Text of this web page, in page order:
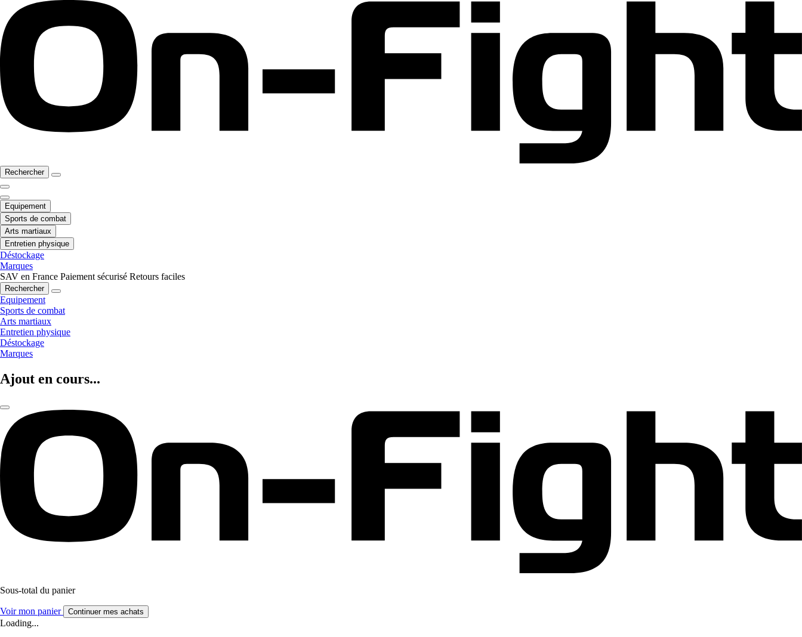
Rechercher
Equipement
Sports de combat
Arts martiaux
Entretien physique
Déstockage
Marques
SAV en France Paiement sécurisé Retours faciles
Rechercher
Equipement
Sports de combat
Arts martiaux
Entretien physique
Déstockage
Marques
Ajout en cours...
Sous-total du panier
Voir mon panier Continuer mes achats
Loading...